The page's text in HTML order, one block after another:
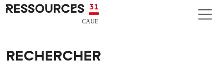
Aller au contenu principal
CAUE RESSOURCES 31
RECHERCHER